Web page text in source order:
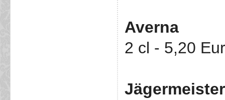
Averna
2 cl - 5,20
Jägermeister